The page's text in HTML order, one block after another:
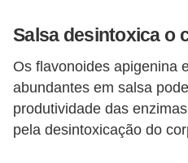
Salsa desintoxica o
Os flavonoides apigenina
abundantes em salsa
produtividade das
pela desintoxicação do